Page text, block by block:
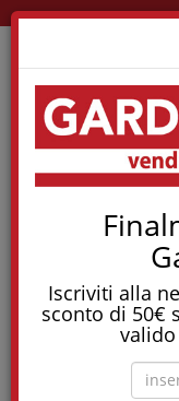
Iscriviti alla
sconto di 50€
e molti